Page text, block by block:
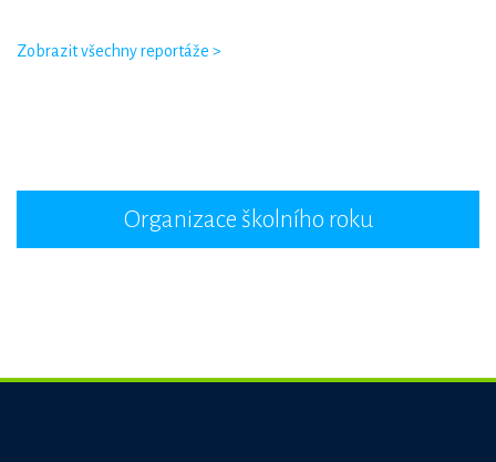
Zobrazit všechny reportáže >
Organizace školního roku